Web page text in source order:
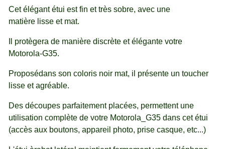
Cet élégant étui est fin et très sobre, avec une
matière lisse et mat.
Il protègera de manière discrète et élégante votre
Motorola-G35.
Proposédans son coloris noir mat, il présente un toucher
lisse et agréable.
Des découpes parfaitement placées, permettent une
utilisation complète de votre Motorola_G35 dans cet étui
(accès aux boutons, appareil photo, prise casque, etc...)